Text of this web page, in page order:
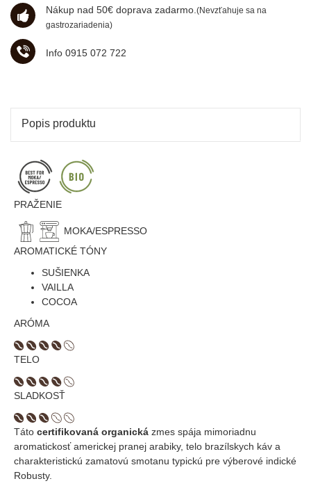
Nákup nad 50€ doprava zadarmo. (Nevzťahuje sa na
gastrozariadenia)
Info 0915 072 722
Popis produktu
PRAŽENIE
MOKA/ESPRESSO
AROMATICKÉ TÓNY
SUŠIENKA
VAILLA
COCOA
ARÓMA
TELO
SLADKOSŤ
Táto certifikovaná organická zmes spája mimoriadnu
aromatickosť americkej pranej arabiky, telo brazílskych káv a
charakteristickú zamatovú smotanu typickú pre výberové indické
Robusty.